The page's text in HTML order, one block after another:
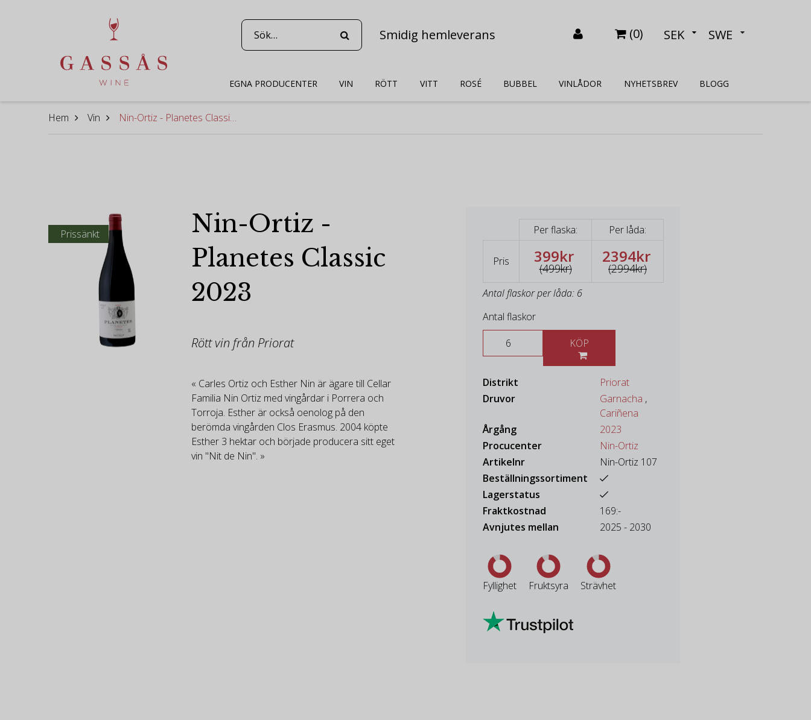
Smidig hemleverans (0) SEK SWE
EGNA PRODUCENTER VIN RÖTT VITT ROSÉ BUBBEL VINLÅDOR NYHETSBREV BLOGG
Hem Vin Nin-Ortiz - Planetes Classic 2023
Prissänkt
Nin-Ortiz -
Planetes Classic
2023
Rött vin från Priorat
« Carles Ortiz och Esther Nin är ägare till Cellar
Familia Nin Ortiz med vingårdar i Porrera och
Torroja. Esther är också oenolog på den
berömda vingården Clos Erasmus. 2004 köpte
Esther 3 hektar och började producera sitt eget
vin "Nit de Nin". »
Per flaska: Per låda:
Pris 399kr
(499kr)
2394kr
(2994kr)
Antal flaskor per låda: 6
Antal flaskor
Distrikt
Priorat
Druvor
Garnacha ,
Cariñena
Årgång
2023
Procucenter
Nin-Ortiz
Artikelnr
Nin-Ortiz 107
Beställningssortiment
Lagerstatus
Fraktkostnad
169:-
Avnjutes mellan
2025 - 2030
Fyllighet Fruktsyra Strävhet